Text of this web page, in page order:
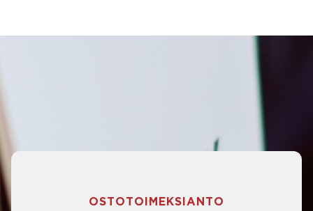
OSTOTOIMEKSIANTO